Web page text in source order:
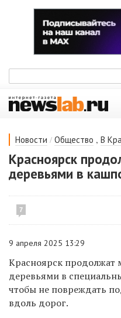
Новости / Общество , В
Красноярск
деревьями в
7
9 апреля 2025 13:29
Красноярск продолжат
деревьями в
чтобы не повреждать
вдоль дорог.